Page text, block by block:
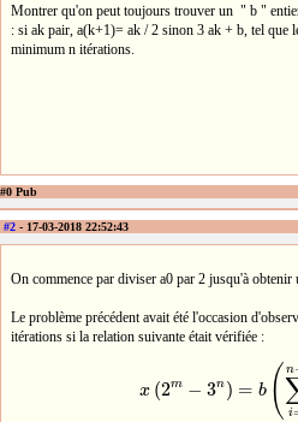
Montrer qu'on peut toujours trouver un " b "
: si ak pair, a(k+1)= ak / 2 sinon 3 ak + b, tel que
minimum n itérations.
#0 Pub
#2 - 17-03-2018 22:52:43
On commence par diviser a0 par 2 jusqu'à obtenir
Le problème précédent avait été l'occasion
itérations si la relation suivante était vérifiée :
x (2m − 3n ) = b ( i
n
x( 2m −3n ) =b( ∑i =0 −